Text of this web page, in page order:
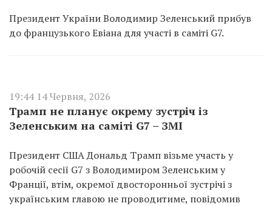
Президент України Володимир Зеленський прибув
до французького Евіана для участі в саміті G7.
19:44 14 Червня, 2026
Трамп не планує окрему зустріч із
Зеленським на саміті G7 – ЗМІ
Президент США Дональд Трамп візьме участь у
робочій сесії G7 з Володимиром Зеленським у
Франції, втім, окремої двосторонньої зустрічі з
українським главою не проводитиме, повідомив